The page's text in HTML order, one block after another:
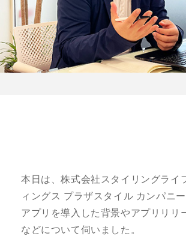
本日は、株式会社スタイリングライ
ィングス プラザスタイル カンパニ
アプリを導入した背景やアプリリリ
などについて伺いました。